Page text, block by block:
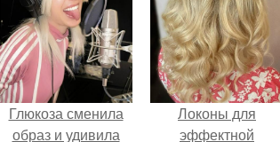
Глюкоза сменила
образ и удивила
Локоны для
эффектной